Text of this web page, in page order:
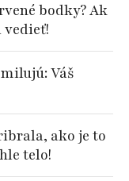
bodky? Ak
vedieť!
Váš
ako je to
telo!